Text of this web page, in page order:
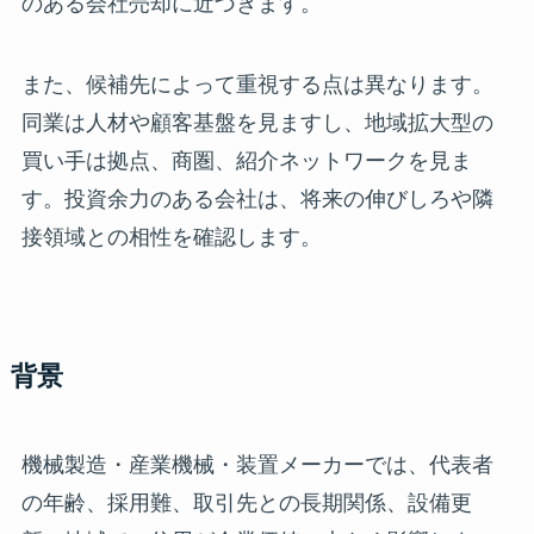
また、候補先によって重視する点は異なります。
同業は人材や顧客基盤を見ますし、地域拡大型の
買い手は拠点、商圏、紹介ネットワークを見ま
す。投資余力のある会社は、将来の伸びしろや隣
接領域との相性を確認します。
背景
機械製造・産業機械・装置メーカーでは、代表者
の年齢、採用難、取引先との長期関係、設備更